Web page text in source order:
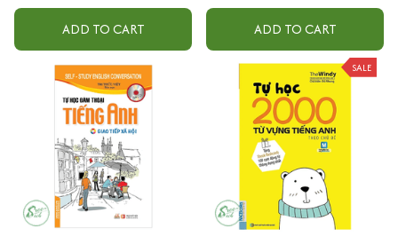
ADD TO CART
học tiếng anh cấp tốc dành
ADD TO CART
SALE